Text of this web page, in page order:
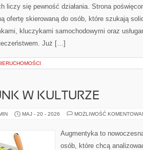
liczy się pewność działania. Strona
ofertę skierowaną do osób, które szukają
kluczykami samochodowymi oraz
Już […]
W KULTURZE
MAJ - 20 - 2026 MOŻLIWOŚĆ
Augmentyka to
osób, które chcą